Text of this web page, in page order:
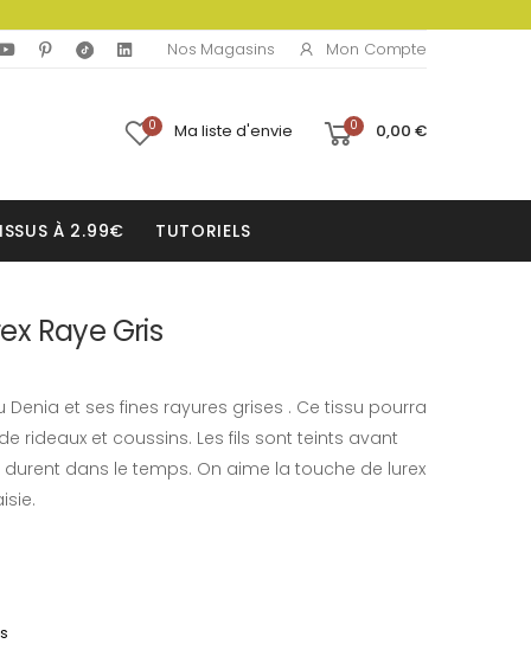
Nos Magasins Mon Compte
0 Ma liste d'envie 0 0,00 €
À 2.99€ TUTORIELS
Raye Gris
et ses fines rayures grises . Ce tissu pourra
rideaux et coussins. Les fils sont teints avant
dans le temps. On aime la touche de lurex